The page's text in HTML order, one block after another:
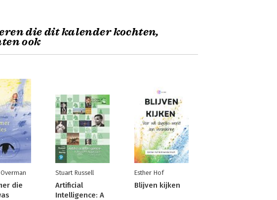
die dit kalender kochten,
ook
die
Stuart Russell
Artificial
Intelligence: A
Esther Hof
Blijven kijken